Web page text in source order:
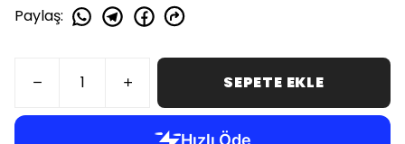
Paylaş:
SEPETE EKLE